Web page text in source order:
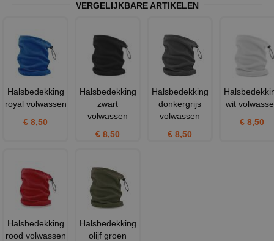
VERGELIJKBARE ARTIKELEN
Halsbedekking
royal volwassen
€ 8,50
Halsbedekking
zwart
volwassen
€ 8,50
Halsbedekking
donkergrijs
volwassen
€ 8,50
wit
€ 8,50
Halsbedekking
rood volwassen
Halsbedekking
olijf groen